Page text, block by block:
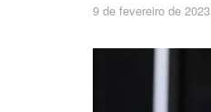
9 de fevereiro de 2023